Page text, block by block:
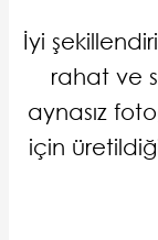
İyi
rahat ve
aynasız
için